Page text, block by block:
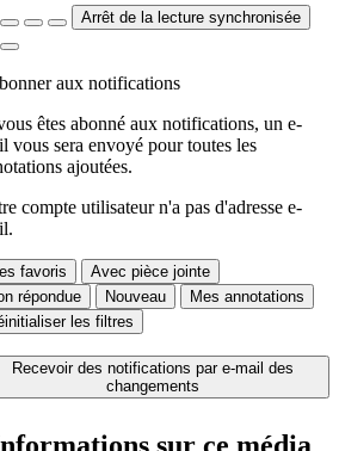
Arrêt de la lecture synchronisée
aux notifications
êtes abonné aux notifications, un e-
vous sera envoyé pour toutes les
ajoutées.
compte utilisateur n'a pas d'adresse e-
favoris
Avec pièce jointe
répondue
Nouveau
Mes annotations
les filtres
Recevoir des notifications par e-mail des
changements
sur ce média